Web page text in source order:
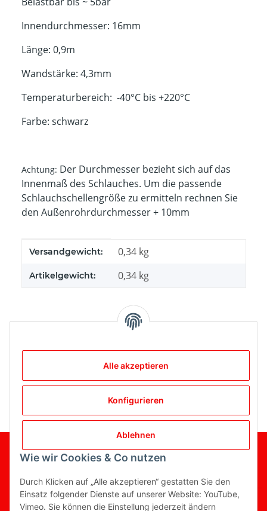
Innendurchmesser: 16mm
Länge: 0,9m
Wandstärke: 4,3mm
Temperaturbereich: -40°C bis +220°C
Farbe: schwarz
Achtung: Der Durchmesser bezieht sich auf das
Innenmaß des Schlauches. Um die passende
Schlauchschellengröße zu ermitteln rechnen Sie
den Außenrohrdurchmesser + 10mm
Produkteigenschaft
Wert
Versandgewicht: 0,34 kg
Artikelgewicht: 0,34 kg
Bewertungen
Gesetzliche Informationen
Informationen
Alle akzeptieren
Konfigurieren
Ablehnen
Wie wir Cookies & Co nutzen
Durch Klicken auf „Alle akzeptieren“ gestatten Sie den
Einsatz folgender Dienste auf unserer Website: YouTube,
Vimeo. Sie können die Einstellung jederzeit ändern